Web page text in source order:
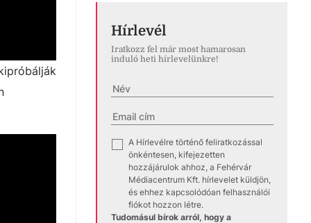
Hírlevél
Iratkozz fel már most hamarosan
induló heti hírlevelünkre!
✓
A Hírlevélre történő feliratkozással
önkéntesen, kifejezetten
hozzájárulok ahhoz, a Fehérvár
Médiacentrum Kft. hírlevelet küldjön,
és ehhez kapcsolódóan felhasználói
fiókot hozzon létre.
Tudomásul bírok arról, hogy a